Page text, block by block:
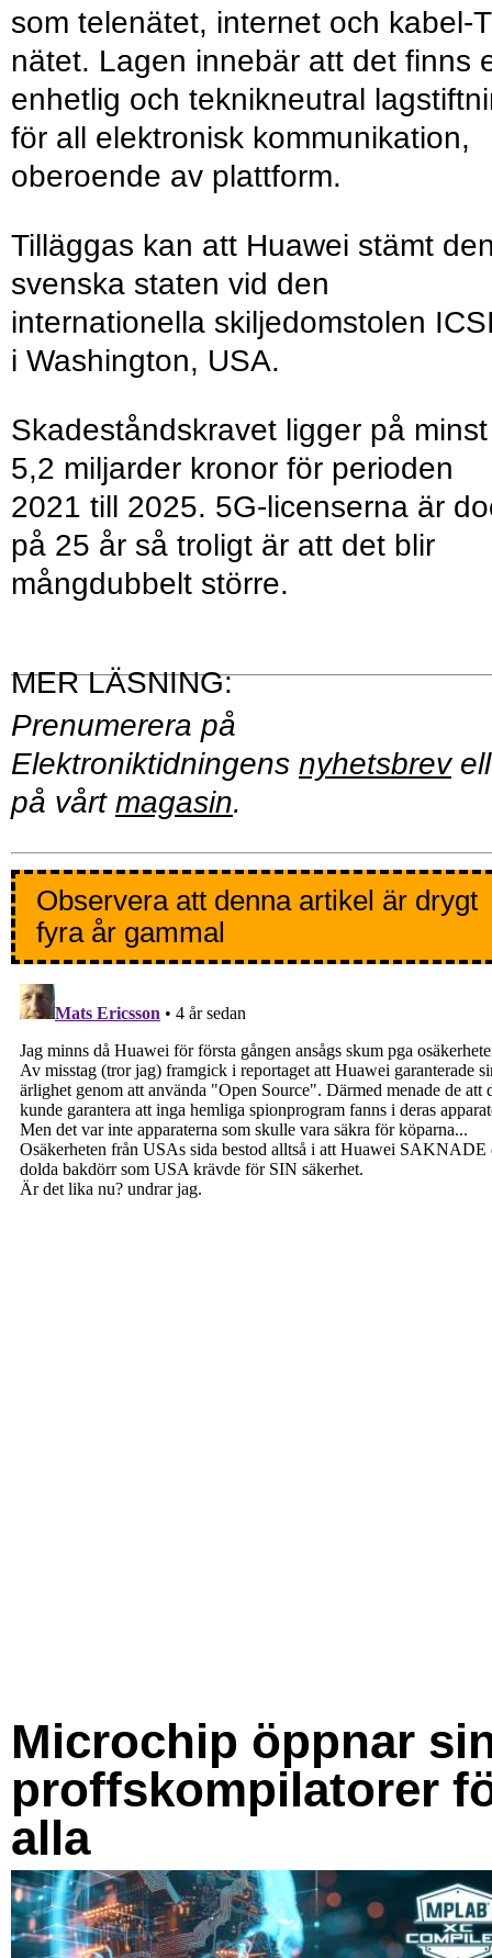
som telenätet, internet och kabel-
nätet. Lagen innebär att det finns
enhetlig och teknikneutral
för all elektronisk kommunikation,
oberoende av plattform.
Tilläggas kan att Huawei stämt
svenska staten vid den
internationella skiljedomstolen
i Washington, USA.
Skadeståndskravet ligger på minst
5,2 miljarder kronor för perioden
2021 till 2025. 5G-licenserna är
på 25 år så troligt är att det blir
mångdubbelt större.
Prenumerera på
Elektroniktidningens nyhetsbrev
på vårt magasin.
Observera att denna artikel är drygt
fyra år gammal
Microchip öppnar
proffskompilatorer
alla